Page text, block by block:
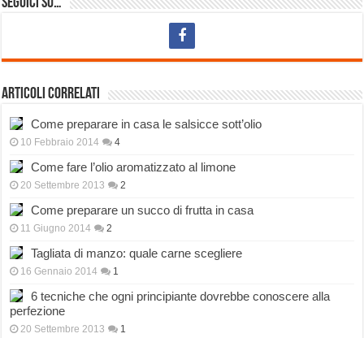
Seguici su…
Articoli correlati
Come preparare in casa le salsicce sott’olio
10 Febbraio 2014 4
Come fare l’olio aromatizzato al limone
20 Settembre 2013 2
Come preparare un succo di frutta in casa
11 Giugno 2014 2
Tagliata di manzo: quale carne scegliere
16 Gennaio 2014 1
6 tecniche che ogni principiante dovrebbe conoscere alla
perfezione
20 Settembre 2013 1